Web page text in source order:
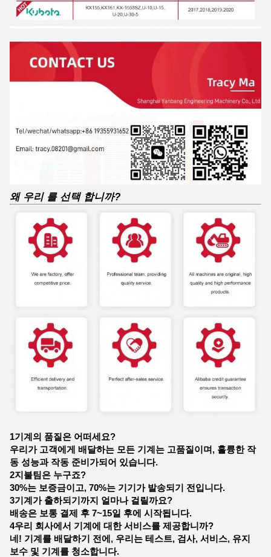
왜 우리 를 선택 합니까?
1기계의 품질은 어떠세요?
우리가 고객에게 배달하는 모든 기계는 고품질이며, 훌륭한 작
동 성능과 작동 준비가되어 있습니다.
2지불팀은 누구죠?
30%는 보증금이고, 70%는 기기가 발송되기 전입니다.
3기계가 출하되기까지 얼마나 걸릴까요?
배송은 보통 결제 후 7~15일 후에 시작됩니다.
4우리 회사에서 기계에 대한 서비스를 제공합니까?
네! 기계를 배달하기 전에, 우리는 테스트, 검사, 서비스, 유지
보수 및 기계를 청소합니다.